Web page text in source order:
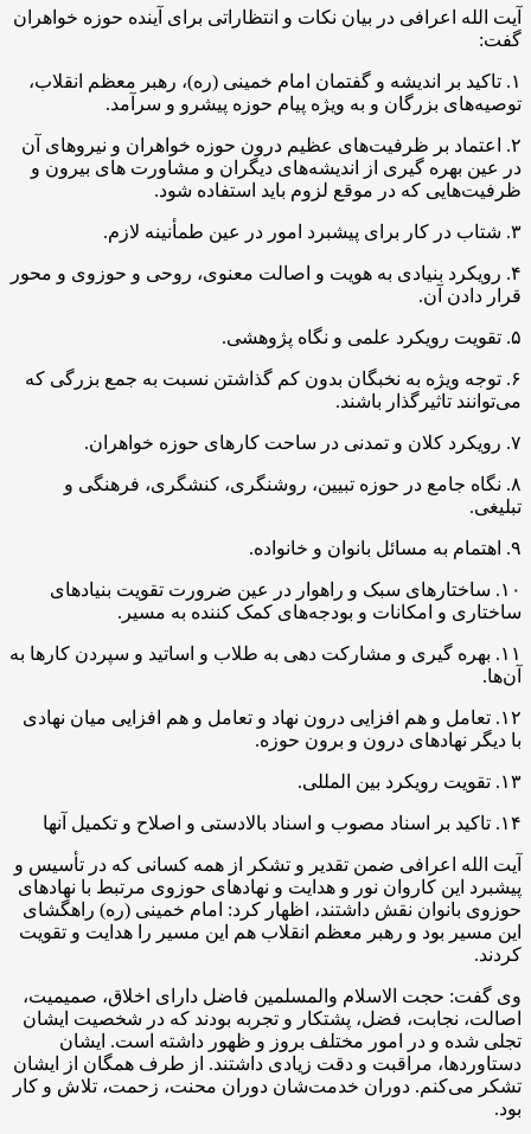
آیت الله اعرافی در بیان نکات و انتظاراتی برای آینده حوزه خواهران
گفت:
۱. تاکید بر اندیشه و گفتمان امام خمینی (ره)، رهبر معظم انقلاب،
توصیه‌های بزرگان و به ویژه پیام حوزه پیشرو و سرآمد.
۲. اعتماد بر ظرفیت‌های عظیم درون حوزه خواهران و نیروهای آن
در عین بهره گیری از اندیشه‌های دیگران و مشاورت های بیرون و
ظرفیت‌هایی که در موقع لزوم باید استفاده شود.
۳. شتاب در کار برای پیشبرد امور در عین طمأنینه لازم.
۴. رویکرد بنیادی به هویت و اصالت معنوی، روحی و حوزوی و محور
قرار دادن آن.
۵. تقویت رویکرد علمی و نگاه پژوهشی.
۶. توجه ویژه به نخبگان بدون کم گذاشتن نسبت به جمع بزرگی که
می‌توانند تاثیرگذار باشند.
۷. رویکرد کلان و تمدنی در ساحت کارهای حوزه خواهران.
۸. نگاه جامع در حوزه تبیین، روشنگری، کنشگری، فرهنگی و
تبلیغی.
۹. اهتمام به مسائل بانوان و خانواده.
۱۰. ساختارهای سبک و راهوار در عین ضرورت تقویت بنیادهای
ساختاری و امکانات و بودجه‌های کمک کننده به مسیر.
۱۱. بهره گیری و مشارکت دهی به طلاب و اساتید و سپردن کارها به
آن‌ها.
۱۲. تعامل و هم افزایی درون نهاد و تعامل و هم افزایی میان نهادی
با دیگر نهادهای درون و برون حوزه.
۱۳. تقویت رویکرد بین المللی.
۱۴. تاکید بر اسناد مصوب و اسناد بالادستی و اصلاح و تکمیل آنها
آیت الله اعرافی ضمن تقدیر و تشکر از همه کسانی که در تأسیس و
پیشبرد این کاروان نور و هدایت و نهادهای حوزوی مرتبط با نهادهای
حوزوی بانوان نقش داشتند، اظهار کرد: امام خمینی (ره) راهگشای
این مسیر بود و رهبر معظم انقلاب هم این مسیر را هدایت و تقویت
کردند.
وی گفت: حجت الاسلام والمسلمین فاضل دارای اخلاق، صمیمیت،
اصالت، نجابت، فضل، پشتکار و تجربه بودند که در شخصیت ایشان
تجلی شده و در امور مختلف بروز و ظهور داشته است. ایشان
دستاوردها، مراقبت و دقت زیادی داشتند. از طرف همگان از ایشان
تشکر می‌کنم. دوران خدمت‌شان دوران محنت، زحمت، تلاش و کار
بود.